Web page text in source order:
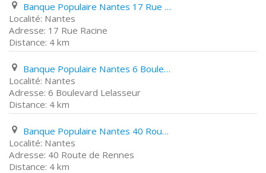
Banque Populaire Nantes 17 Rue Racine
Nantes
17 Rue Racine
4 km
Banque Populaire Nantes 6 Boulevard Lelasseur
Nantes
6 Boulevard Lelasseur
4 km
Banque Populaire Nantes 40 Route de Rennes
Nantes
40 Route de Rennes
4 km